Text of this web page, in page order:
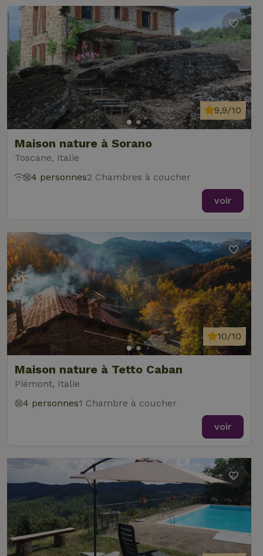
Maison nature à Sorano
Toscane, Italie
9,9/10
4 personnes2 Chambres à coucher
voir
Maison nature à Tetto Caban
Piémont, Italie
10/10
4 personnes1 Chambre à coucher
voir